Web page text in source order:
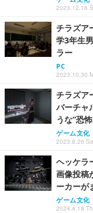
2023.12.16
チラズア
学3年生
ラー
PC
2023.10.30
チラズア
バーチャ
うな”恐
ゲーム文化
2023.8.26
ヘッケラ
画像投稿
ーカーが
ゲーム文化
2024.4.18